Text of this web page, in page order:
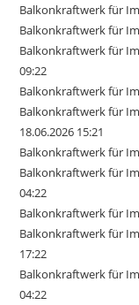
Balkonkraftwerk für
Balkonkraftwerk für
Balkonkraftwerk für
09:22
Balkonkraftwerk für
Balkonkraftwerk für
18.06.2026 15:21
Balkonkraftwerk für
Balkonkraftwerk für
04:22
Balkonkraftwerk für
Balkonkraftwerk für
17:22
Balkonkraftwerk für
04:22